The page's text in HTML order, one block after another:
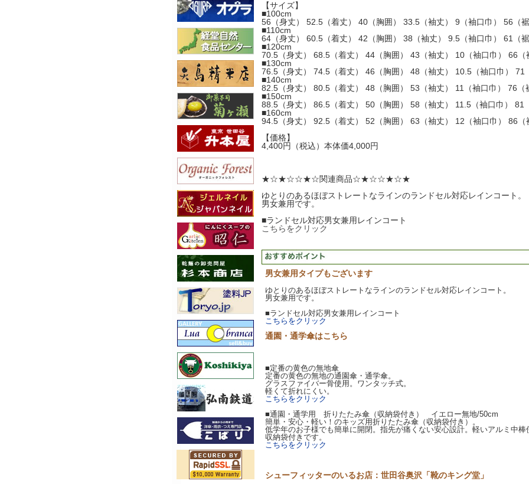
【サイズ】
■100cm
56（身丈） 52.5（着丈） 40（胸囲） 33.5（袖丈） 9（袖口巾） 56（
■110cm
64（身丈） 60.5（着丈） 42（胸囲） 38（袖丈） 9.5（袖口巾） 61（
■120cm
70.5（身丈） 68.5（着丈） 44（胸囲） 43（袖丈） 10（袖口巾） 66（
■130cm
76.5（身丈） 74.5（着丈） 46（胸囲） 48（袖丈） 10.5（袖口巾） 71
■140cm
82.5（身丈） 80.5（着丈） 48（胸囲） 53（袖丈） 11（袖口巾） 76（
■150cm
88.5（身丈） 86.5（着丈） 50（胸囲） 58（袖丈） 11.5（袖口巾） 81
■160cm
94.5（身丈） 92.5（着丈） 52（胸囲） 63（袖丈） 12（袖口巾） 86（
【価格】
4,400円（税込）本体価4,000円
★☆★☆☆★☆関連商品☆★☆☆★☆★
ゆとりのあるほぼストレートなラインのランドセル対応レインコート。
男女兼用です。
■ランドセル対応男女兼用レインコート
こちらをクリック
男女兼用タイプもございます
ゆとりのあるほぼストレートなラインのランドセル対応レインコート。
男女兼用です。
■ランドセル対応男女兼用レインコート
こちらをクリック
通園・通学傘はこちら
■定番の黄色の無地傘
定番の黄色の無地の通園傘・通学傘。
グラスファイバー骨使用。ワンタッチ式。
軽くて折れにくい。
こちらをクリック
■通園・通学用 折りたたみ傘（収納袋付き） イエロー無地/50cm
簡単・安心・軽い！のキッズ用折りたたみ傘（収納袋付き）。
低学年のお子様でも簡単に開閉。指先が痛くない安心設計。軽いアルミ中棒
収納袋付きです。
こちらをクリック
シューフィッターのいるお店：世田谷奥沢「靴のキング堂」